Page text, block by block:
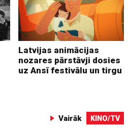
Latvijas animācijas
nozares pārstāvji dosies
uz Ansī festivālu un tirgu
Vairāk KINO/TV